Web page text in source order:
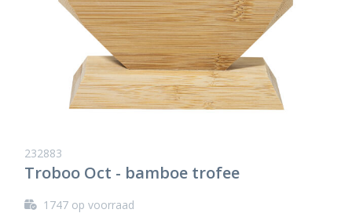
232883
Troboo Oct - bamboe trofee
1747op voorraad